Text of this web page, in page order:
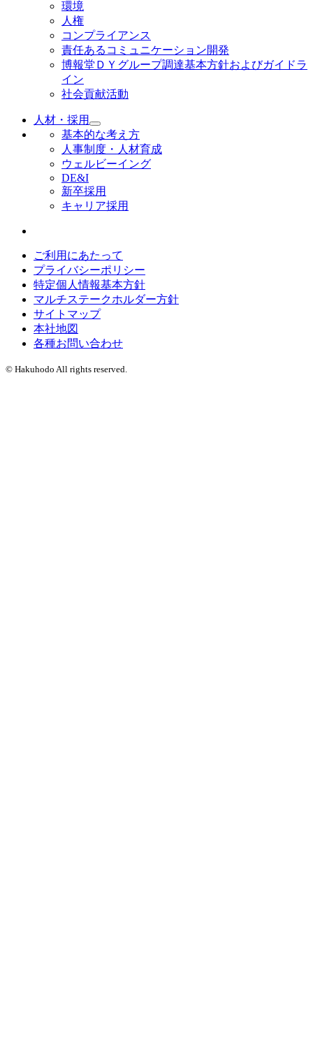
環境
人権
コンプライアンス
責任あるコミュニケーション開発
博報堂ＤＹグループ調達基本方針およびガイドラ
イン
社会貢献活動
人材・採用
基本的な考え方
人事制度・人材育成
ウェルビーイング
DE&I
新卒採用
キャリア採用
ご利用にあたって
プライバシーポリシー
特定個人情報基本方針
マルチステークホルダー方針
サイトマップ
本社地図
各種お問い合わせ
© Hakuhodo All rights reserved.